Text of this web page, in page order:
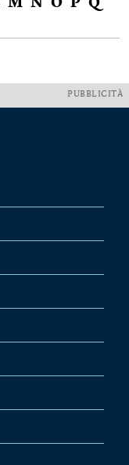
M N O P Q
PUBBLICITÀ